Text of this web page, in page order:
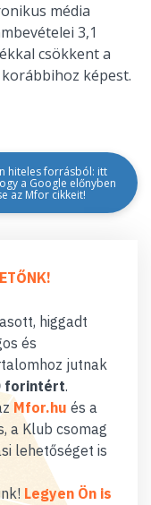
média
3,1
csökkent a
képest.
hiteles forrásból: itt
a Google előnyben
az Mfor cikkeit!
higgadt
és
jutnak
forintért.
Mfor.hu és a
a Klub csomag
lehetőséget is
Legyen Ön is